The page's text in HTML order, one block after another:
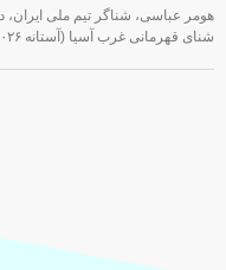
شنای قهرمانی غرب آسیا (آستانه ۲۰۲۶) با ثبت زمان ۲۵.۶۷ ثانیه در جایگاه نخست قرار